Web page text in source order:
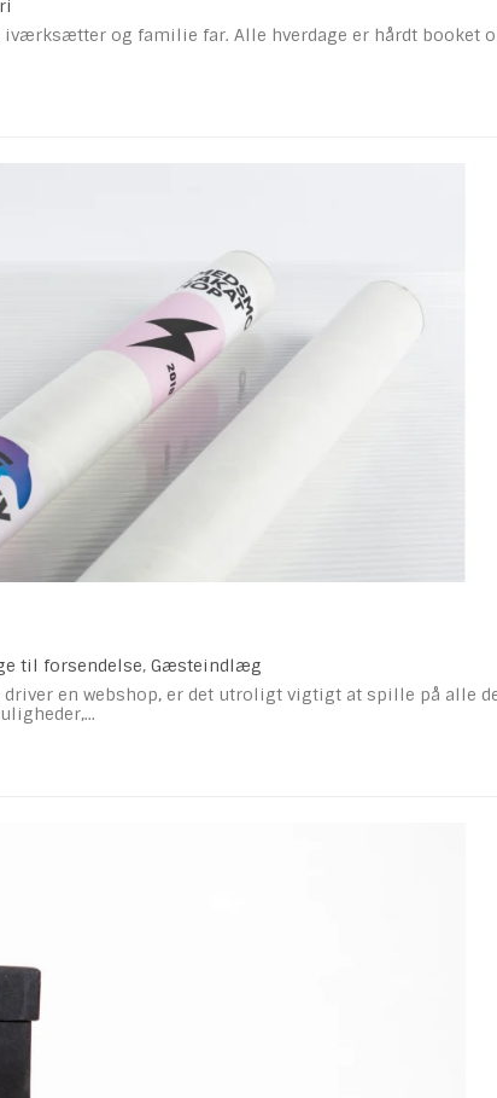
og familie far. Alle hverdage er hårdt booket
til forsendelse,Gæsteindlæg
en webshop, er det utroligt vigtigt at spille på alle